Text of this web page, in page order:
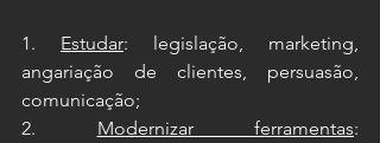
1. Estudar: legislação, marketing,
angariação de clientes, persuasão,
comunicação;
2. Modernizar ferramentas: